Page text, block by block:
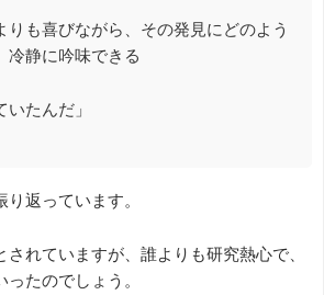
りも喜びながら、その発見にどのよう
冷静に吟味できる
たんだ」
り返っています。
れていますが、誰よりも研究熱心で、
たのでしょう。